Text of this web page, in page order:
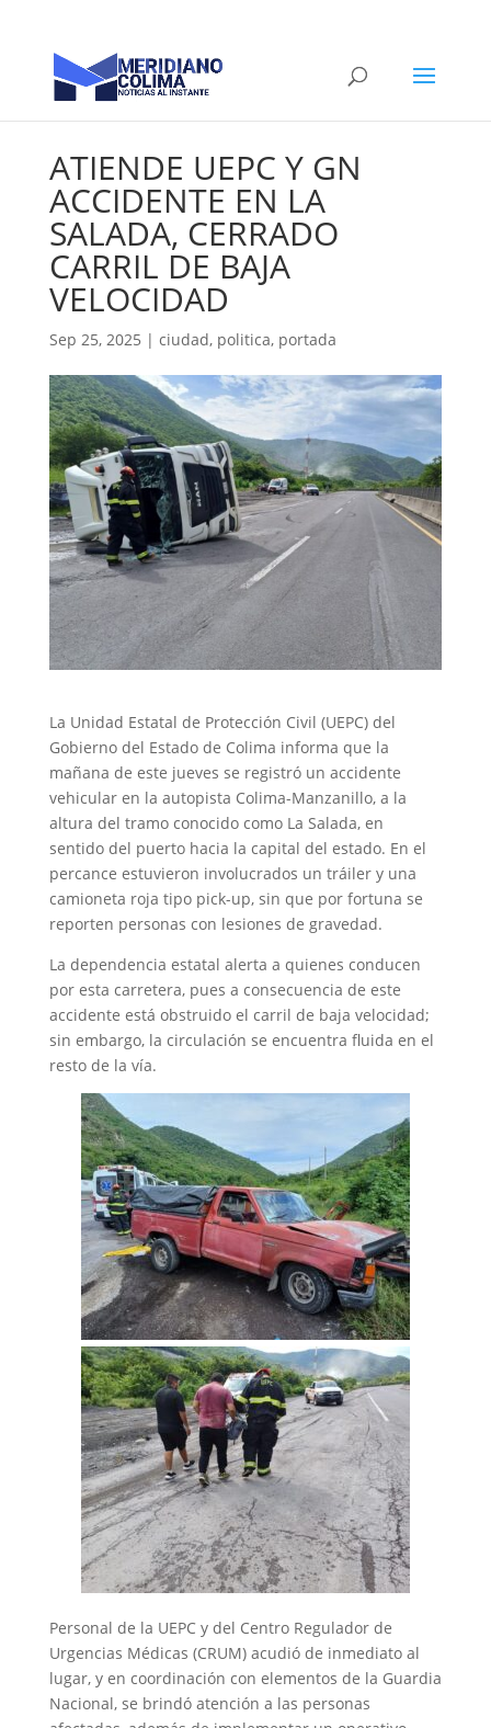
ATIENDE UEPC Y GN
ACCIDENTE EN LA
SALADA, CERRADO
CARRIL DE BAJA
VELOCIDAD
Sep 25, 2025 | ciudad, politica, portada
La Unidad Estatal de Protección Civil (UEPC) del
Gobierno del Estado de Colima informa que la
mañana de este jueves se registró un accidente
vehicular en la autopista Colima-Manzanillo, a la
altura del tramo conocido como La Salada, en
sentido del puerto hacia la capital del estado. En el
percance estuvieron involucrados un tráiler y una
camioneta roja tipo pick-up, sin que por fortuna se
reporten personas con lesiones de gravedad.
La dependencia estatal alerta a quienes conducen
por esta carretera, pues a consecuencia de este
accidente está obstruido el carril de baja velocidad;
sin embargo, la circulación se encuentra fluida en el
resto de la vía.
Personal de la UEPC y del Centro Regulador de
Urgencias Médicas (CRUM) acudió de inmediato al
lugar, y en coordinación con elementos de la Guardia
Nacional, se brindó atención a las personas